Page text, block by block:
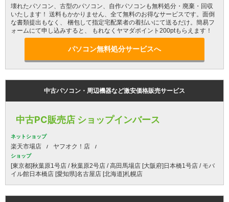
壊れたパソコン、古型のパソコン、自作パソコンも無料処分・廃棄・回収
いたします！ 送料もかかりません、全て無料のお得なサービスです。面倒
な書類提出もなく、 梱包して指定宅配業者の着払いにて送るだけ。簡易フ
ォームにて申し込みすると、 もれなくヤマダポイント200ptもらえます！
パソコン無料処分サービスへ
中古パソコン・周辺機器など激安価格販売サービス
中古PC販売店 ショップインバース
ネットショップ
楽天市場店 ヤフオク！店
ショップ
[東京都]秋葉原1号店 / 秋葉原2号店 / 高田馬場店 [大阪府]日本橋1号店 / モバ
イル館日本橋店 [愛知県]名古屋店 [北海道]札幌店